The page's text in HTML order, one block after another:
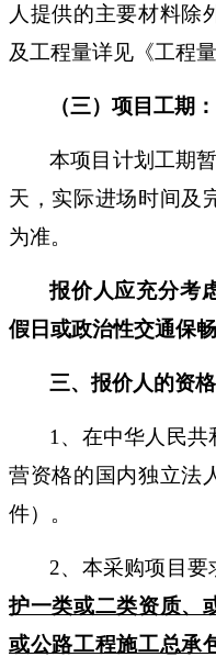
人提供的主要材料除
及工程量详见《工程
（三）项目工期：
本项目计划工期
天 ，实际进场时间及
为准。
报价人应充分考
假日或政治性交通保
三、报价人的资格
1、 在中华人民共
营资格的国内独立法
件） 。
2、本采购项目要
护一类或二类资质、
或公路工程施工总承